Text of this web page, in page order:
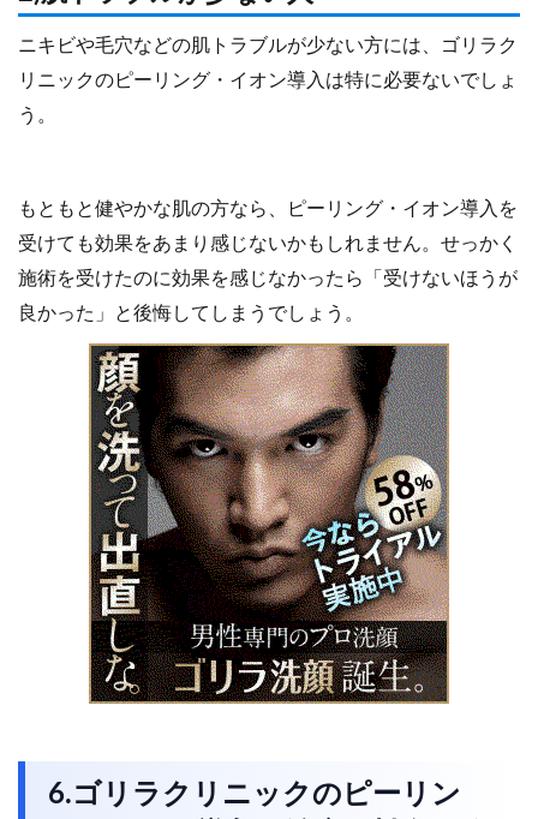
ニキビや毛穴などの肌トラブルが少ない方には、ゴリラク
リニックのピーリング・イオン導入は特に必要ないでしょ
う。
もともと健やかな肌の方なら、ピーリング・イオン導入を
受けても効果をあまり感じないかもしれません。せっかく
施術を受けたのに効果を感じなかったら「受けないほうが
良かった」と後悔してしまうでしょう。
6.ゴリラクリニックのピーリン